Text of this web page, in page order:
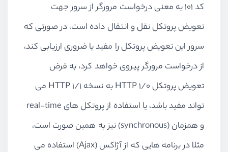
کد 101 به معنی درخواست مرورگر از سرور جهت
تعویض پروتکل نقل و انتقال داده است، در صورتی که
سرور این تعویض پروتکل را مفید یا ضروری ارزیابی کند،
از درخواست مرورگر پیروی خواهد کرد، به فرض
تعویض پروتکل HTTP 1/0 به نسخه HTTP 1/1 می
تواند مفید باشد، یا استفاده از پروتکل های real-time
و همزمان (synchronous) نیز به همین صورت است،
مثلا در برنامه هایی که از آژاکس (Ajax) استفاده می